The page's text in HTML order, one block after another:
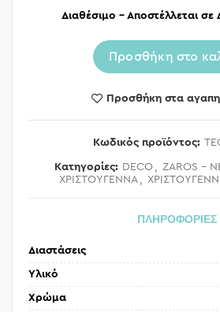
Διαθέσιμο – Αποστέλλεται σε
Προσθήκη στο
Προσθήκη στα
Κωδικός προϊόντος:
Κατηγορίες: DECO , ZAROS -
ΧΡΙΣΤΟΥΓΕΝΝΑ ,
ΠΛΗΡΟΦΟΡΙΕΣ
Διαστάσεις
Υλικό
Χρώμα